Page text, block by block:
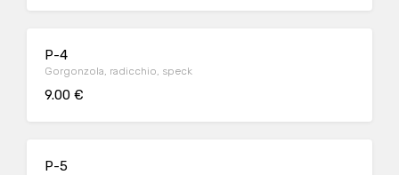
P-4
Gorgonzola, radicchio, speck
9.00 €
P-5